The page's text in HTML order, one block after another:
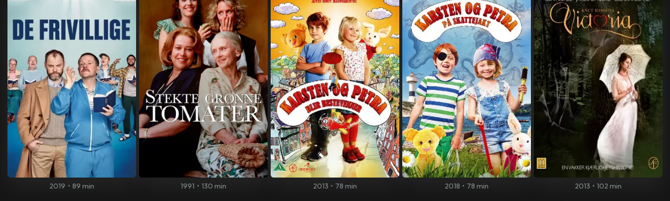
2019 • 89 min 1991 • 130 min 2013 • 78 min 2018 • 78 min 2013 • 102 min